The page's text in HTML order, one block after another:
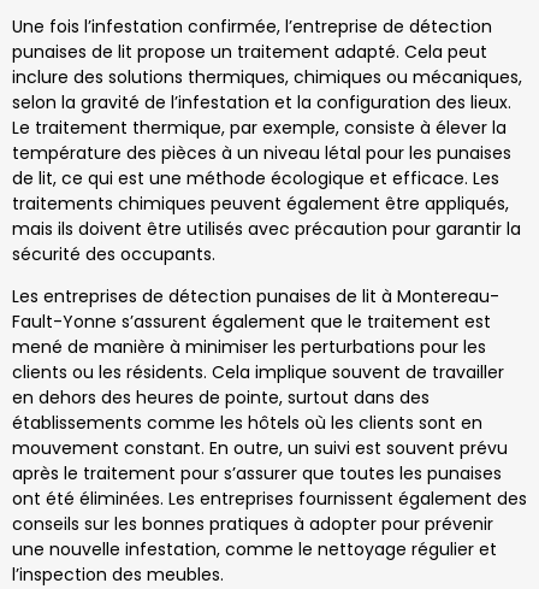
Une fois l’infestation confirmée, l’entreprise de détection
punaises de lit propose un traitement adapté. Cela peut
inclure des solutions thermiques, chimiques ou mécaniques,
selon la gravité de l’infestation et la configuration des lieux.
Le traitement thermique, par exemple, consiste à élever la
température des pièces à un niveau létal pour les punaises
de lit, ce qui est une méthode écologique et efficace. Les
traitements chimiques peuvent également être appliqués,
mais ils doivent être utilisés avec précaution pour garantir la
sécurité des occupants.
Les entreprises de détection punaises de lit à Montereau-
Fault-Yonne s’assurent également que le traitement est
mené de manière à minimiser les perturbations pour les
clients ou les résidents. Cela implique souvent de travailler
en dehors des heures de pointe, surtout dans des
établissements comme les hôtels où les clients sont en
mouvement constant. En outre, un suivi est souvent prévu
après le traitement pour s’assurer que toutes les punaises
ont été éliminées. Les entreprises fournissent également des
conseils sur les bonnes pratiques à adopter pour prévenir
une nouvelle infestation, comme le nettoyage régulier et
l’inspection des meubles.